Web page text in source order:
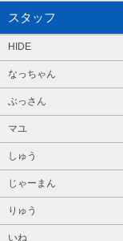
スタッフ
HIDE
なっちゃん
ぶっさん
マユ
しゅう
じゃーまん
りゅう
いね